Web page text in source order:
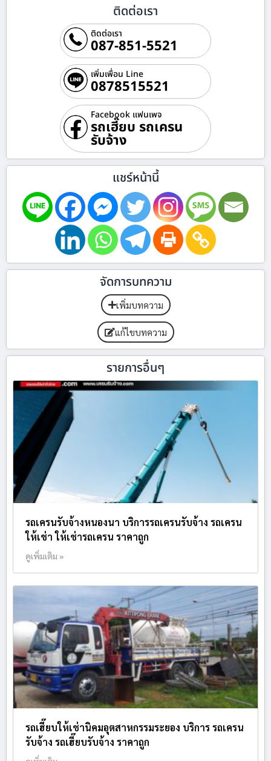
ติดต่อเรา
ติดต่อเรา
087-851-5521
เพิ่มเพื่อน Line
0878515521
Facebook แฟนเพจ
รถเฮี๊ยบ รถเครน
รับจ้าง
แชร์หน้านี้
จัดการบทความ
เพิ่มบทความ
แก้ไขบทความ
รายการอื่นๆ
รถเครนรับจ้างหนองนา บริการรถเครนรับจ้าง รถเครน
ให้เช่า ให้เช่ารถเครน ราคาถูก
ดูเพิ่มเติม »
รถเฮี๊ยบให้เช่านิคมอุตสาหกรรมระยอง บริการ รถเครน
รับจ้าง รถเฮี๊ยบรับจ้าง ราคาถูก